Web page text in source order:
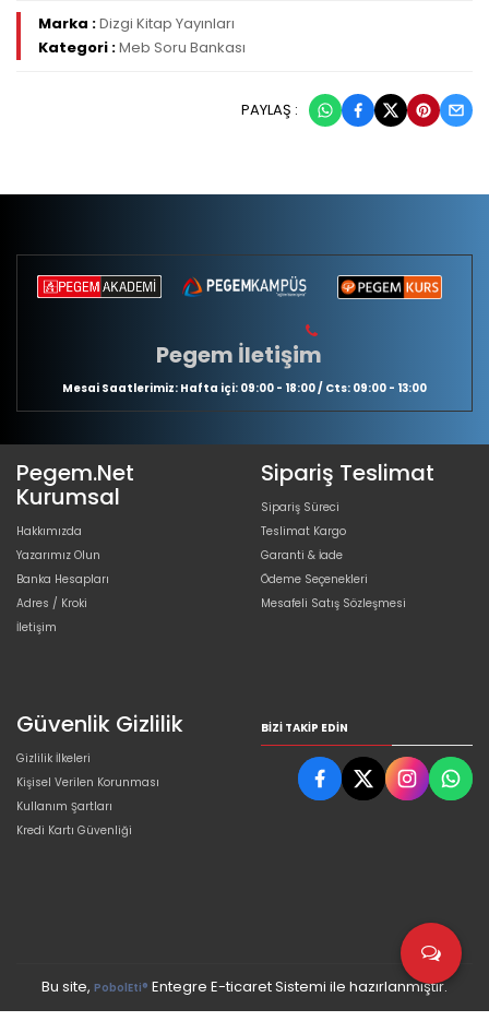
Marka :Dizgi Kitap Yayınları
Kategori :Meb Soru Bankası
PAYLAŞ :
Pegem İletişim
Mesai Saatlerimiz: Hafta içi: 09:00 - 18:00 / Cts: 09:00 - 13:00
Pegem.Net
Kurumsal
Hakkımızda
Yazarımız Olun
Banka Hesapları
Adres / Kroki
İletişim
Sipariş Teslimat
Sipariş Süreci
Teslimat Kargo
Garanti & İade
Ödeme Seçenekleri
Mesafeli Satış Sözleşmesi
Güvenlik Gizlilik
Gizlilik İlkeleri
Kişisel Verilen Korunması
Kullanım Şartları
Kredi Kartı Güvenliği
BIZI TAKIP EDIN
Bu site, PobolEti® Entegre E-ticaret Sistemi ile hazırlanmıştır.